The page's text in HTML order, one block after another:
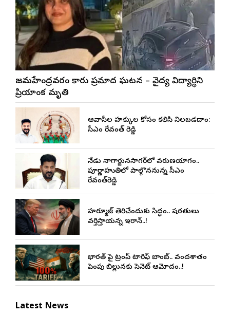
రాజమహేంద్రవరం కారు ప్రమాద ఘటన – వైద్య విద్యార్థిని
ప్రియాంక మృతి
ఆదివాసీల హక్కుల కోసం కలిసి నిలబడదాం:
సీఎం రేవంత్ రెడ్డి
నేడు నాగార్జునసాగర్‌లో వరుణయాగం..
పూర్ణాహుతిలో పాల్గొననున్న సీఎం
రేవంత్‌రెడ్డి
హర్మూజ్ తెరిచేందుకు సిద్ధం.. షరతులు
వర్తిస్తాయన్న ఇరాన్..!
భారత్ పై ట్రంప్ టారిఫ్ బాంబ్.. వందశాతం
పెంపు బిల్లునకు సెనెట్ ఆమోదం..!
Latest News